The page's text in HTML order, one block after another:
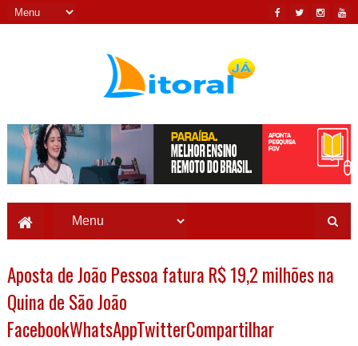
Aposta de João Pessoa fatura R$ 19,2 milhões na
Quina de São João
FacebookWhatsAppTwitterCompartilhar